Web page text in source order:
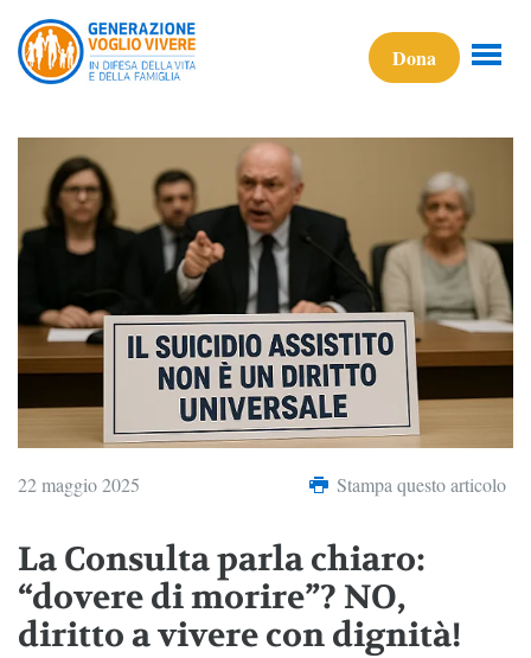
Dona
22 maggio 2025 Stampa questo articolo
La Consulta parla chiaro:
“dovere di morire”? NO,
diritto a vivere con dignità!